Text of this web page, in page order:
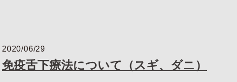
2020/06/29
免疫舌下療法について（スギ、ダニ）